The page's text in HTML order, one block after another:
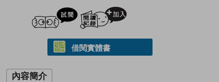
試閲
借閱實體書
內容簡介